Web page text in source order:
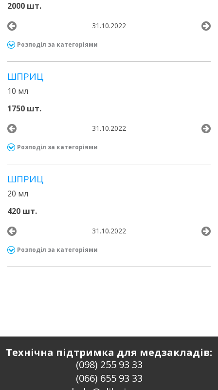
2000 шт.
31.10.2022
Розподіл за категоріями
ШПРИЦ
10 мл
1750 шт.
31.10.2022
Розподіл за категоріями
ШПРИЦ
20 мл
420 шт.
31.10.2022
Розподіл за категоріями
Технічна підтримка для медзакладів:
(098) 255 93 33
(066) 655 93 33